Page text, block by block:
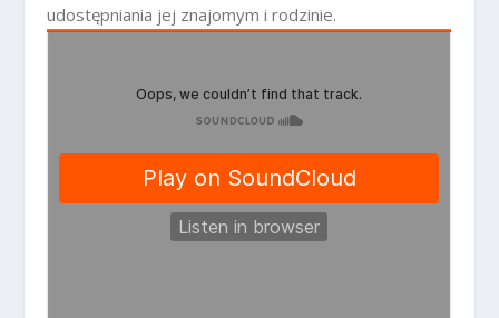
udostępniania jej znajomym i rodzinie.